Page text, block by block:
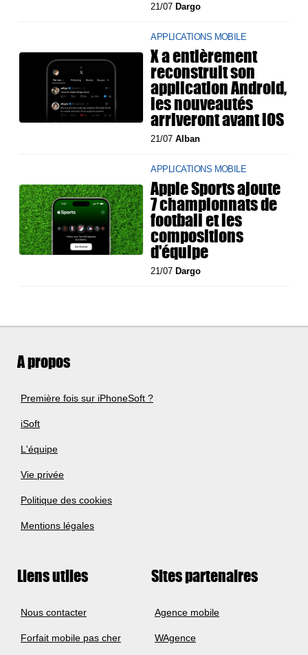
21/07Dargo
APPLICATIONS MOBILE
X a entièrement
reconstruit son
application Android,
les nouveautés
arriveront avant iOS
21/07Alban
APPLICATIONS MOBILE
Apple Sports ajoute
7 championnats de
football et les
compositions
d'équipe
21/07Dargo
A propos
Première fois sur iPhoneSoft ?
iSoft
L'équipe
Vie privée
Politique des cookies
Mentions légales
Liens utiles
Nous contacter
Forfait mobile pas cher
Sites partenaires
Agence mobile
WAgence